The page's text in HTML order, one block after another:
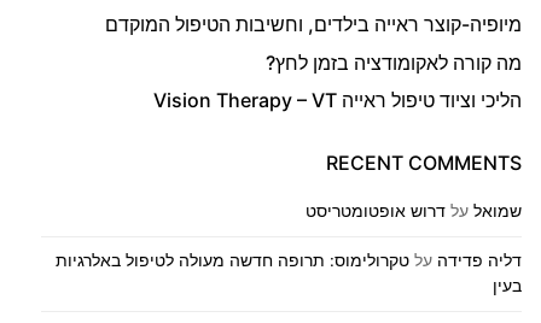
מיופיה-קוצר ראייה בילדים, וחשיבות הטיפול המוקדם
מה קורה לאקומודציה בזמן לחץ?
הליכי וציוד טיפול ראייה Vision Therapy – VT
RECENT COMMENTS
שמואל על דרוש אופטומטריסט
דליה פדידה על טקרולימוס: תרופה חדשה מעולה לטיפול באלרגיות
בעין